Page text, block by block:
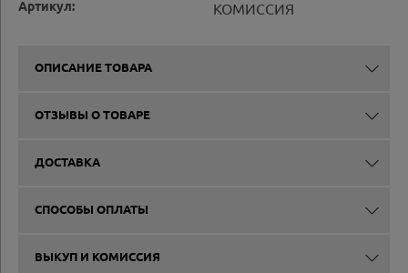
Артикул: КОМИССИЯ
ОПИСАНИЕ ТОВАРА
ОТЗЫВЫ О ТОВАРЕ
ДОСТАВКА
СПОСОБЫ ОПЛАТЫ
ВЫКУП И КОМИССИЯ